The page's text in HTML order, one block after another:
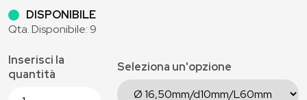
DISPONIBILE
Qta. Disponibile: 9
Inserisci la
quantità
Seleziona un'opzione